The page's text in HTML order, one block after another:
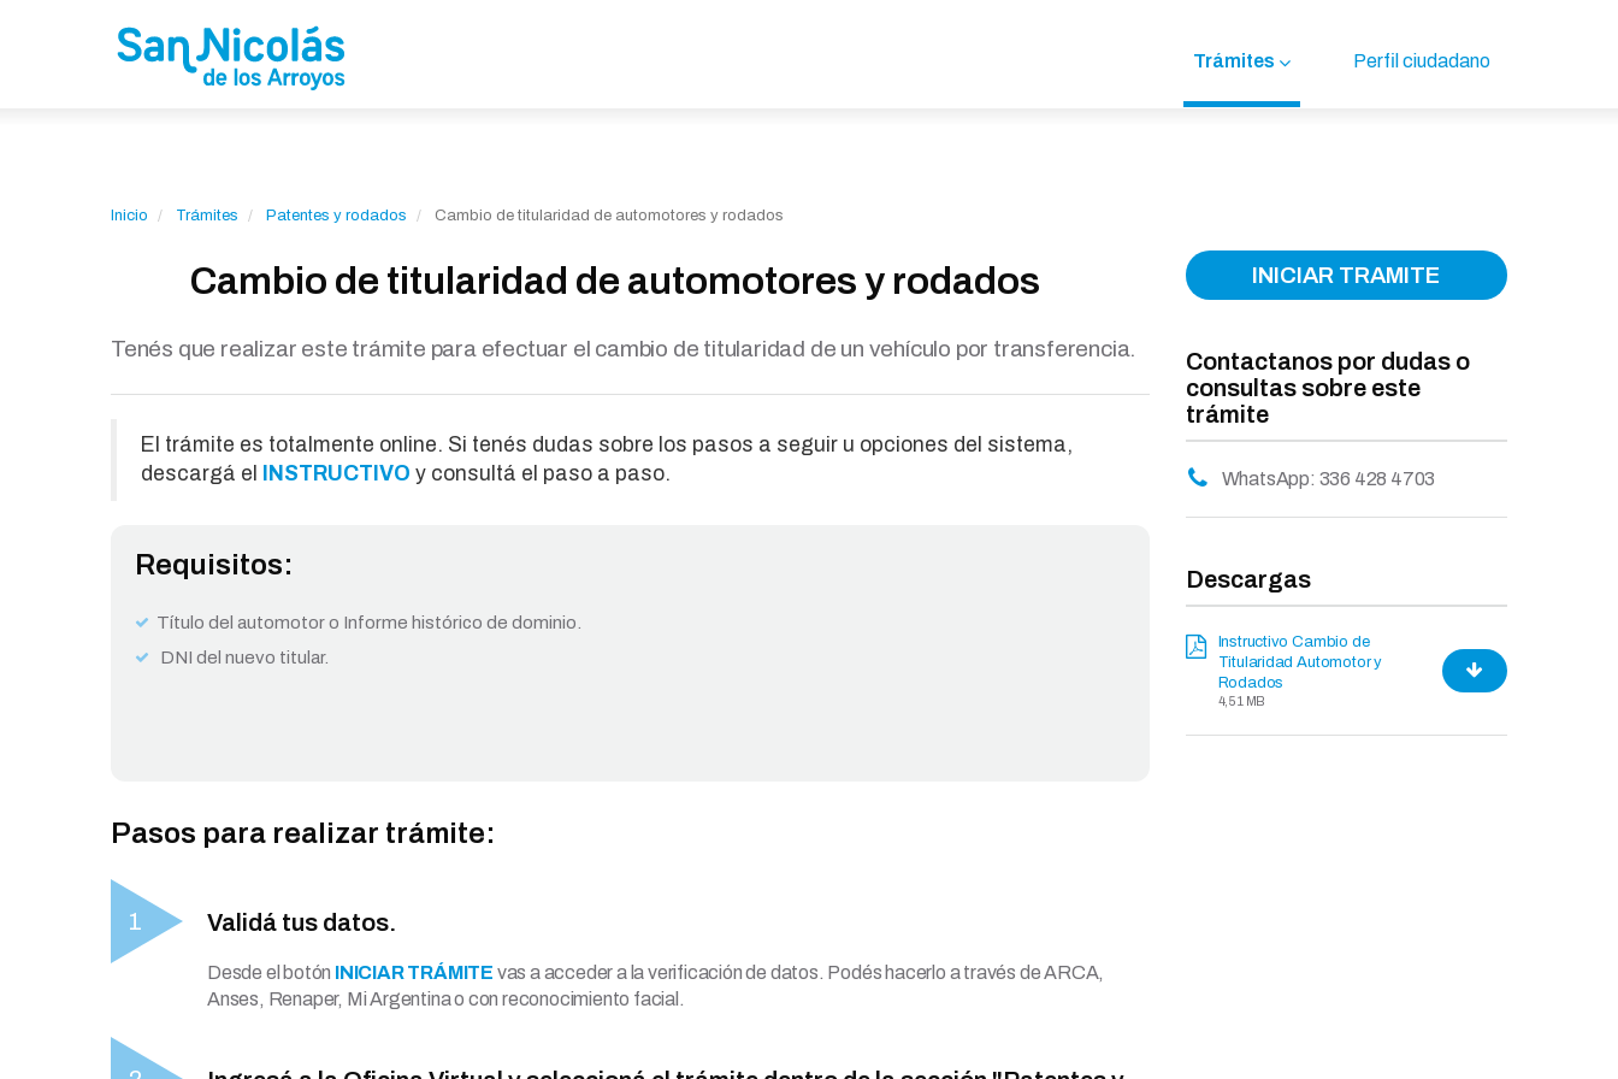
Trámites Perfil ciudadano
Inicio Trámites Patentes y rodados Cambio de titularidad de automotores y rodados
Cambio de titularidad de automotores y rodados
Tenés que realizar este trámite para efectuar el cambio de titularidad de un vehículo por transferencia.
El trámite es totalmente online. Si tenés dudas sobre los pasos a seguir u opciones del sistema,
descargá el
INSTRUCTIVO y consultá el paso a paso.
Requisitos:
Título del automotor o Informe histórico de dominio.
DNI del nuevo titular.
Pasos para realizar trámite:
Validá tus datos.
Desde el botón INICIAR TRÁMITE vas a acceder a la verificación de datos. Podés hacerlo a través de ARCA,
Anses, Renaper, Mi Argentina o con reconocimiento facial.
INICIAR TRAMITE
Contactanos por dudas o
consultas sobre este
trámite
WhatsApp: 336 428 4703
Descargas
Instructivo Cambio de
Titularidad Automotor y
Rodados
4,51 MB